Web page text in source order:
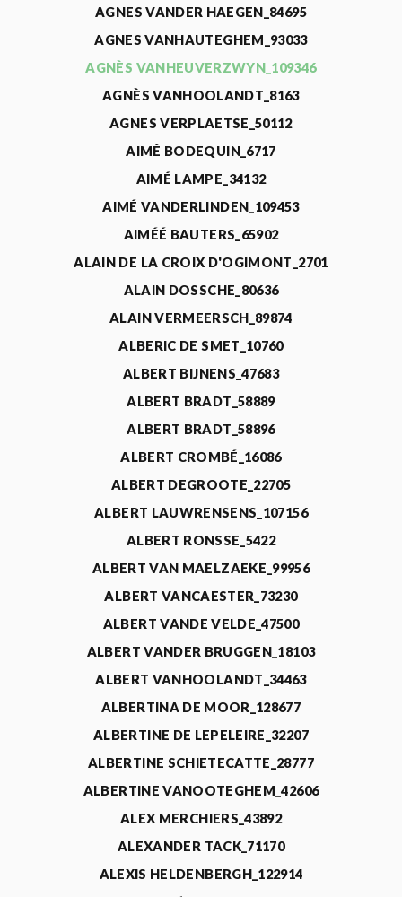
AGNES VANDER HAEGEN_84695
AGNES VANHAUTEGHEM_93033
AGNÈS VANHEUVERZWYN_109346
AGNÈS VANHOOLANDT_8163
AGNES VERPLAETSE_50112
AIMÉ BODEQUIN_6717
AIMÉ LAMPE_34132
AIMÉ VANDERLINDEN_109453
AIMÉÉ BAUTERS_65902
ALAIN DE LA CROIX D'OGIMONT_2701
ALAIN DOSSCHE_80636
ALAIN VERMEERSCH_89874
ALBERIC DE SMET_10760
ALBERT BIJNENS_47683
ALBERT BRADT_58889
ALBERT BRADT_58896
ALBERT CROMBÉ_16086
ALBERT DEGROOTE_22705
ALBERT LAUWRENSENS_107156
ALBERT RONSSE_5422
ALBERT VAN MAELZAEKE_99956
ALBERT VANCAESTER_73230
ALBERT VANDE VELDE_47500
ALBERT VANDER BRUGGEN_18103
ALBERT VANHOOLANDT_34463
ALBERTINA DE MOOR_128677
ALBERTINE DE LEPELEIRE_32207
ALBERTINE SCHIETECATTE_28777
ALBERTINE VANOOTEGHEM_42606
ALEX MERCHIERS_43892
ALEXANDER TACK_71170
ALEXIS HELDENBERGH_122914